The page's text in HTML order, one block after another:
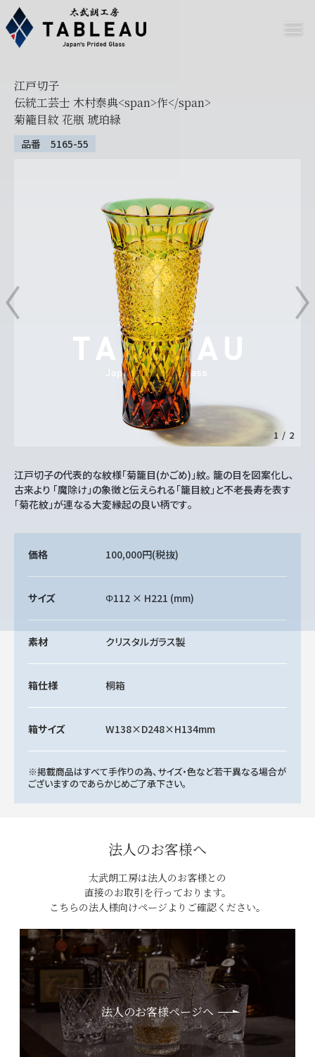
江戸切子
伝統工芸士 木村泰典<span>作</span>
菊籠目紋 花瓶 琥珀緑
品番 5165-55
1 / 2
江戸切子の代表的な紋様「菊籠目(かごめ)」紋｡ 籠の目を図案化し､
古来より 「魔除け」の象徴と伝えられる「籠目紋」と不老長寿を表す
「菊花紋」が連なる大変縁起の良い柄です｡
価格 100,000円(税抜)
サイズ Φ112 × H221 (mm)
素材 クリスタルガラス製
箱仕様 桐箱
箱サイズ W138×D248×H134mm
※掲載商品はすべて手作りの為、サイズ・色など若干異なる場合が
ございますのであらかじめご了承下さい。
法人のお客様へ
太武朗工房は法人のお客様との
直接のお取引を行っております。
こちらの法人様向けページよりご確認ください。
法人のお客様ページへ